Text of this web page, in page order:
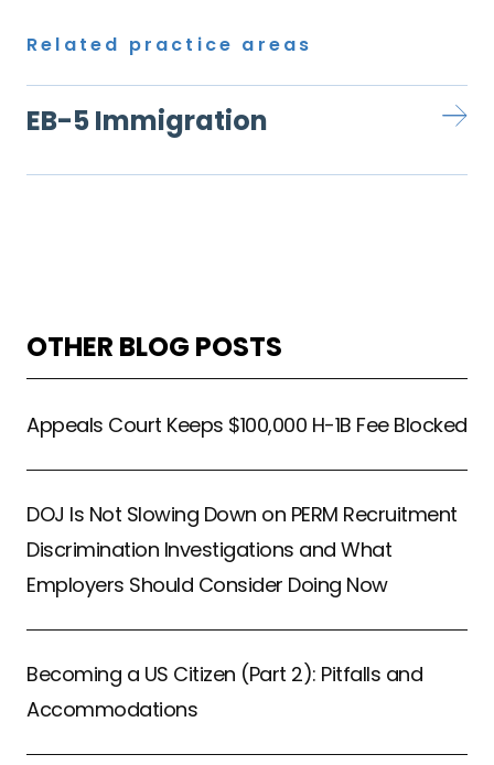
Related practice areas
EB-5 Immigration
OTHER BLOG POSTS
Appeals Court Keeps $100,000 H-1B Fee Blocked
DOJ Is Not Slowing Down on PERM Recruitment
Discrimination Investigations and What
Employers Should Consider Doing Now
Becoming a US Citizen (Part 2): Pitfalls and
Accommodations